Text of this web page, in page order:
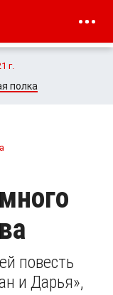
г.
полка
повесть
и Дарья»,